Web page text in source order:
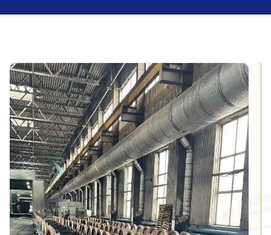
Ваше имя:
Email:
Номер телефона: